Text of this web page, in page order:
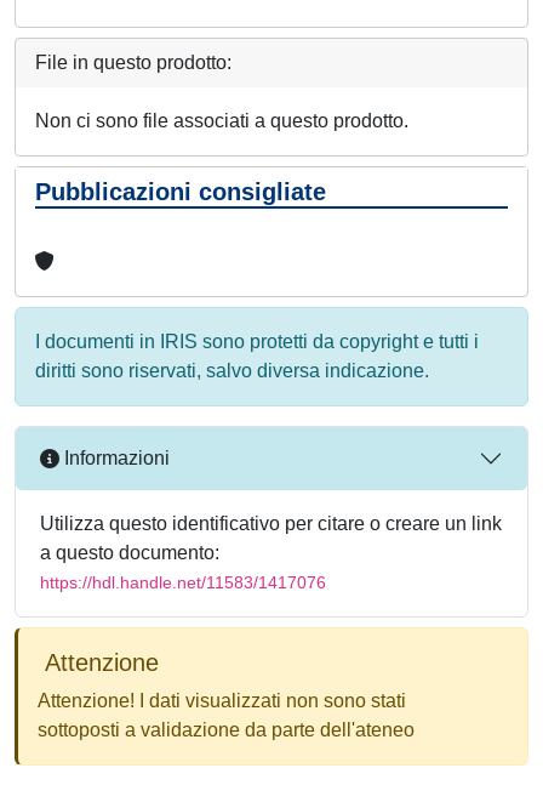
File in questo prodotto:
Non ci sono file associati a questo prodotto.
Pubblicazioni consigliate
I documenti in IRIS sono protetti da copyright e tutti i
diritti sono riservati, salvo diversa indicazione.
Informazioni
Utilizza questo identificativo per citare o creare un link
a questo documento:
https://hdl.handle.net/11583/1417076
Attenzione
Attenzione! I dati visualizzati non sono stati
sottoposti a validazione da parte dell'ateneo